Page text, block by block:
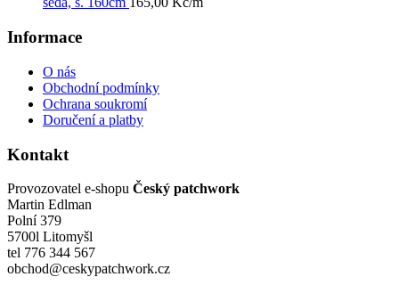
Informace
O nás
Obchodní podmínky
Ochrana soukromí
Doručení a platby
Kontakt
Provozovatel e-shopu Český patchwork
Martin Edlman
Polní 379
5700l Litomyšl
tel 776 344 567
obchod@ceskypatchwork.cz